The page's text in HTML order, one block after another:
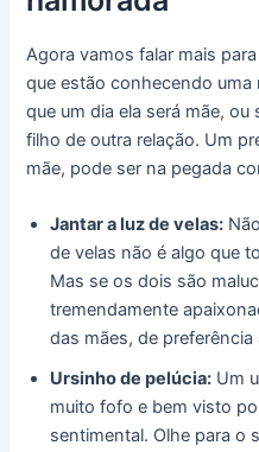
Agora vamos falar mais
que estão conhecendo uma
que um dia ela será mãe,
filho de outra relação. Um
mãe, pode ser na pegada
Jantar a luz de velas:
de velas não é algo que
Mas se os dois são
tremendamente
das mães, de preferência
Ursinho de pelúcia: Um
muito fofo e bem visto
sentimental. Olhe para o